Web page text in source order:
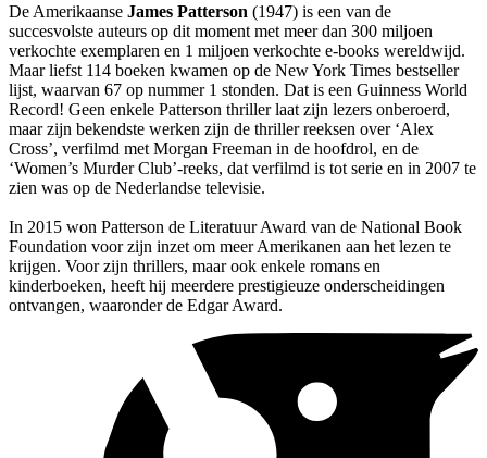
De Amerikaanse James Patterson (1947) is een van de
succesvolste auteurs op dit moment met meer dan 300 miljoen
verkochte exemplaren en 1 miljoen verkochte e-books wereldwijd.
Maar liefst 114 boeken kwamen op de New York Times bestseller
lijst, waarvan 67 op nummer 1 stonden. Dat is een Guinness World
Record! Geen enkele Patterson thriller laat zijn lezers onberoerd,
maar zijn bekendste werken zijn de thriller reeksen over ‘Alex
Cross’, verfilmd met Morgan Freeman in de hoofdrol, en de
‘Women’s Murder Club’-reeks, dat verfilmd is tot serie en in 2007 te
zien was op de Nederlandse televisie.
In 2015 won Patterson de Literatuur Award van de National Book
Foundation voor zijn inzet om meer Amerikanen aan het lezen te
krijgen. Voor zijn thrillers, maar ook enkele romans en
kinderboeken, heeft hij meerdere prestigieuze onderscheidingen
ontvangen, waaronder de Edgar Award.